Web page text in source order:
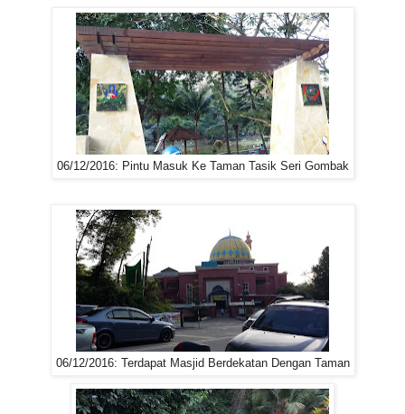
06/12/2016: Pintu Masuk Ke Taman Tasik Seri Gombak
06/12/2016: Terdapat Masjid Berdekatan Dengan Taman